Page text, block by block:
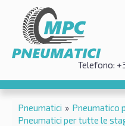
Telefono:
Pneumatici » Pneumatico
Pneumatici per tutte le